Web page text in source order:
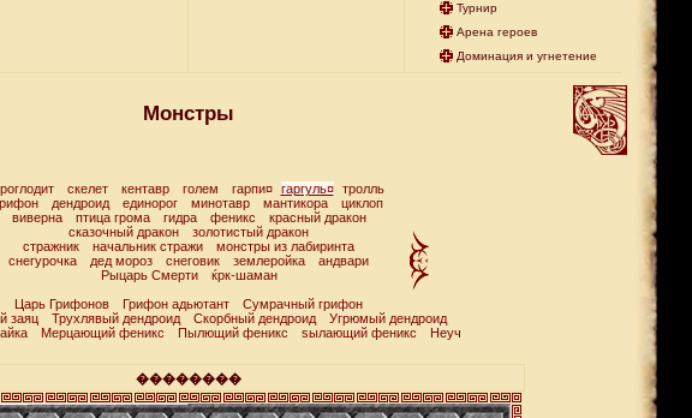
Турнир
Арена героев
Доминация и угнетение
Монстры
скелет кентавр голем гарпи¤ гаргуль¤
тролль
дендроид единорог минотавр мантикора
циклоп
виверна
птица грома гидра феникс
красный дракон
сказочный дракон
золотистый дракон
стражник
начальник стражи
монстры из лабиринта
снегурочка
дед мороз снеговик землеройка
андвари
Рыцарь Смерти
ќрк-шаман
Царь Грифонов
Грифон адьютант
Сумрачный грифон
заяц
Трухлявый дендроид Скорбный дендроид
Угрюмый дендроид
Мерцающий феникс Пылющий феникс ѕылающий феникс Неуч
��������